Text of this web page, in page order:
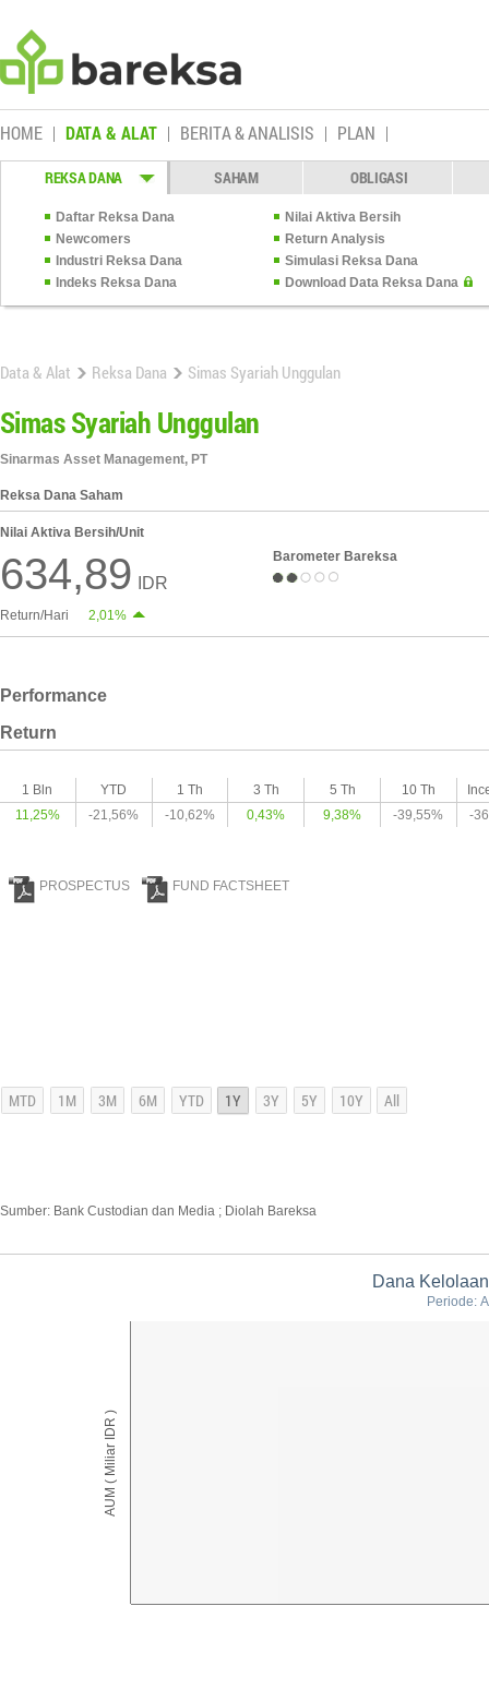
HOME DATA & ALAT BERITA & ANALISIS PLAN
REKSA DANA SAHAM OBLIGASI
Daftar Reksa Dana
Nilai Aktiva Bersih
Newcomers
Return Analysis
Industri Reksa Dana
Simulasi Reksa Dana
Indeks Reksa Dana
Download Data Reksa Dana
Data & Alat Reksa Dana Simas Syariah Unggulan
Simas Syariah Unggulan
Sinarmas Asset Management, PT
Reksa Dana Saham
Nilai Aktiva Bersih/Unit
634,89 IDR
Barometer Bareksa
Return/Hari 2,01%
Performance
Return
1 Bln YTD 1 Th 3 Th 5 Th 10 Th
11,25%
-21,56% -10,62% 0,43% 9,38% -39,55% -
PROSPECTUS FUND FACTSHEET
Sumber: Bank Custodian dan Media ; Diolah Bareksa
AUM ( Miliar IDR )
Dana
Periode: